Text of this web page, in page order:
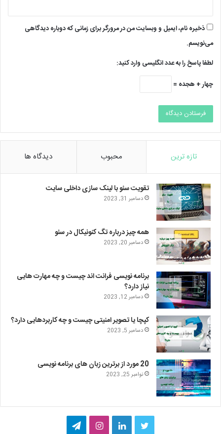
ذخیره نام، ایمیل و وبسایت من در مرورگر برای زمانی که دوباره دیدگاهی
می‌نویسم.
لطفا پاسخ را به عدد انگلیسی وارد کنید:
چهار + هجده =
تازه ترین محبوب دیدگاه ها
تقویت سئو با لینک سازی داخلی سایت
دسامبر 31, 2023
همه چیز درباره تگ کنونیکال در سئو
دسامبر 20, 2023
برنامه نویسی فرانت اند چیست و چه مهارت هایی
نیاز دارد؟
دسامبر 12, 2023
کپچا یا تصویر امنیتی چیست و چه کاربردهایی دارد؟
دسامبر 5, 2023
20 مورد از برترین زبان های برنامه نویسی
نوامبر 25, 2023